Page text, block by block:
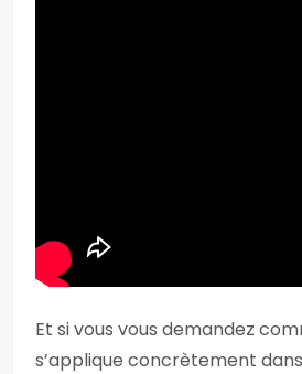
Et si vous vous demandez
s’applique concrètement